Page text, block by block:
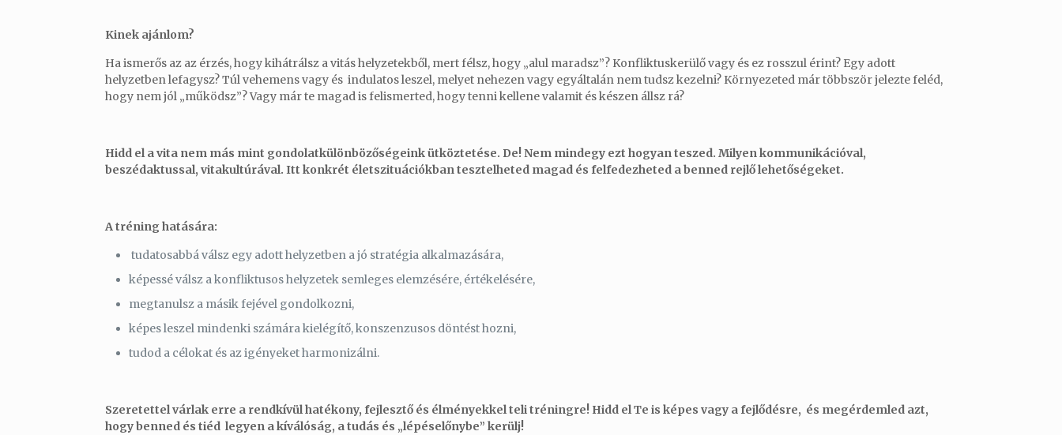
Kinek ajánlom?
Ha ismerős az az érzés, hogy kihátrálsz a vitás helyzetekből, mert félsz, hogy „alul maradsz”? Konfliktuskerülő vagy és ez rosszul érint? Egy adott
helyzetben lefagysz? Túl vehemens vagy és indulatos leszel, melyet nehezen vagy egyáltalán nem tudsz kezelni? Környezeted már többször jelezte feléd,
hogy nem jól „működsz”? Vagy már te magad is felismerted, hogy tenni kellene valamit és készen állsz rá?
Hidd el a vita nem más mint gondolatkülönbözőségeink ütköztetése. De! Nem mindegy ezt hogyan teszed. Milyen kommunikációval,
beszédaktussal, vitakultúrával. Itt konkrét életszituációkban tesztelheted magad és felfedezheted a benned rejlő lehetőségeket.
A tréning hatására:
tudatosabbá válsz egy adott helyzetben a jó stratégia alkalmazására,
képessé válsz a konfliktusos helyzetek semleges elemzésére, értékelésére,
megtanulsz a másik fejével gondolkozni,
képes leszel mindenki számára kielégítő, konszenzusos döntést hozni,
tudod a célokat és az igényeket harmonizálni.
Szeretettel várlak erre a rendkívül hatékony, fejlesztő és élményekkel teli tréningre! Hidd el Te is képes vagy a fejlődésre, és megérdemled azt,
hogy benned és tiéd legyen a kíválóság, a tudás és „lépéselőnybe” kerülj!